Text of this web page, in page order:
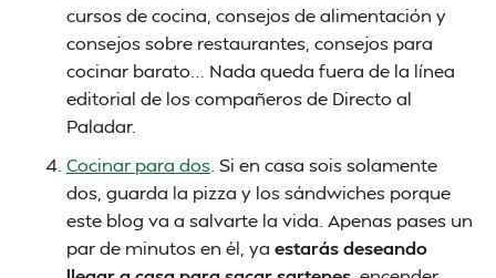
cursos de cocina, consejos de alimentación y
consejos sobre restaurantes, consejos para
cocinar barato… Nada queda fuera de la línea
editorial de los compañeros de Directo al
Paladar.
Cocinar para dos . Si en casa sois solamente
dos, guarda la pizza y los sándwiches porque
este blog va a salvarte la vida. Apenas pases un
par de minutos en él, ya estarás deseando